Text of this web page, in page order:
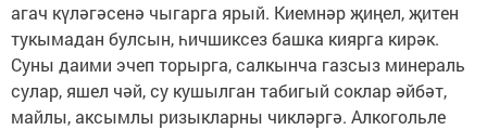
агач күләгәсенә чыгарга ярый. Киемнәр җиңел, җитен
тукымадан булсын, һичшиксез башка киярга кирәк.
Суны даими эчеп торырга, салкынча газсыз минераль
сулар, яшел чәй, су кушылган табигый соклар әйбәт,
майлы, аксымлы ризыкларны чикләргә. Алкогольле